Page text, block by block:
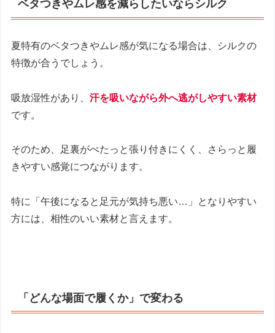
ベタつきやムレ感を減らしたいならシルク
夏特有のベタつきやムレ感が気になる場合は、シルクの
特徴が合うでしょう。
吸放湿性があり、汗を吸いながら外へ逃がしやすい素材
です。
そのため、足裏がぺたっと張り付きにくく、さらっと履
きやすい感覚につながります。
特に「午後になると足元が気持ち悪い…」となりやすい
方には、相性のいい素材と言えます。
「どんな場面で履くか」で変わる